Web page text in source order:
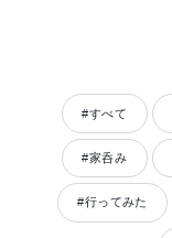
#すべて
#家呑み
#行ってみた